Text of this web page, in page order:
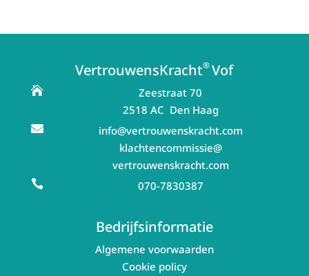
VertrouwensKracht®Vof

Zeestraat 70
2518 AC Den Haag

info@vertrouwenskracht.com
klachtencommissie@
vertrouwenskracht.com
 070-7830387
Bedrijfsinformatie
Algemene voorwaarden
Cookie policy